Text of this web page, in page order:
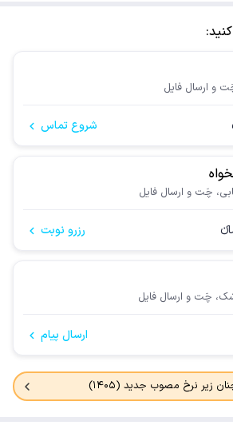
و ارسال فایل
شروع تماس
چَت و ارسال فایل
رزرو نوبت
چَت و ارسال فایل
ارسال پیام
زیر نرخ مصوب جدید (۱۴۰۵)